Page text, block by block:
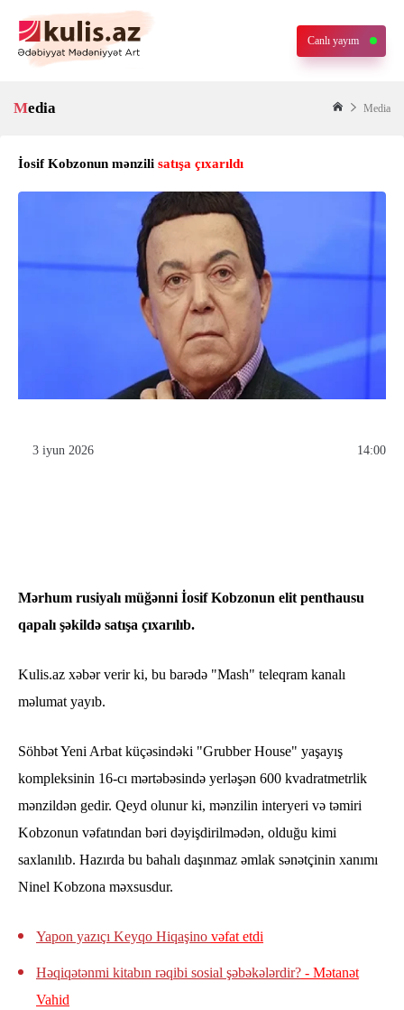
Canlı yayım
Media Media
İosif Kobzonun mənzili satışa çıxarıldı
3 iyun 2026 14:00
Mərhum rusiyalı müğənni İosif Kobzonun elit penthausu
qapalı şəkildə satışa çıxarılıb.
Kulis.az xəbər verir ki, bu barədə "Mash" teleqram kanalı
məlumat yayıb.
Söhbət Yeni Arbat küçəsindəki "Grubber House" yaşayış
kompleksinin 16-cı mərtəbəsində yerləşən 600 kvadratmetrlik
mənzildən gedir. Qeyd olunur ki, mənzilin interyeri və təmiri
Kobzonun vəfatından bəri dəyişdirilmədən, olduğu kimi
saxlanılıb. Hazırda bu bahalı daşınmaz əmlak sənətçinin xanımı
Ninel Kobzona məxsusdur.
Yapon yazıçı Keyqo Hiqaşino vəfat etdi
Həqiqətənmi kitabın rəqibi sosial şəbəkələrdir? - Mətanət
Vahid